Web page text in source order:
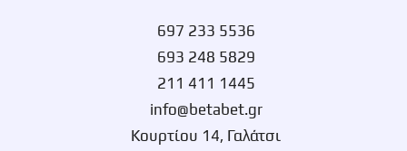
697 233 5536
693 248 5829
211 411 1445
info@betabet.gr
Κουρτίου 14, Γαλάτσι